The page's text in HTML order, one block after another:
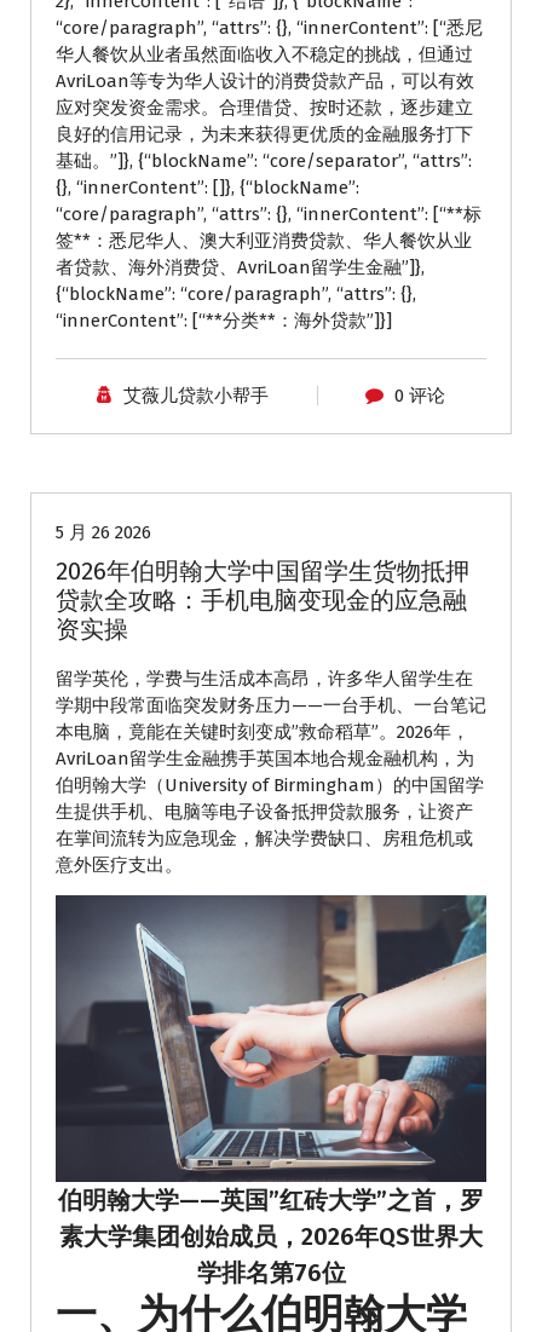
“core/paragraph”, “attrs”: {}, “innerContent”: [“悉尼
华人餐饮从业者虽然面临收入不稳定的挑战，但通过
AvriLoan等专为华人设计的消费贷款产品，可以有效
应对突发资金需求。合理借贷、按时还款，逐步建立
良好的信用记录，为未来获得更优质的金融服务打下
基础。”]}, {“blockName”: “core/separator”, “attrs”:
{}, “innerContent”: []}, {“blockName”:
“core/paragraph”, “attrs”: {}, “innerContent”: [“**标
签**：悉尼华人、澳大利亚消费贷款、华人餐饮从业
者贷款、海外消费贷、AvriLoan留学生金融”]},
{“blockName”: “core/paragraph”, “attrs”: {},
“innerContent”: [“**分类**：海外贷款”]}]
艾薇儿贷款小帮手 0 评论
5 月 26 2026
2026年伯明翰大学中国留学生货物抵押
贷款全攻略：手机电脑变现金的应急融
资实操
留学英伦，学费与生活成本高昂，许多华人留学生在
学期中段常面临突发财务压力——一台手机、一台笔记
本电脑，竟能在关键时刻变成”救命稻草”。2026年，
AvriLoan留学生金融携手英国本地合规金融机构，为
伯明翰大学（University of Birmingham）的中国留学
生提供手机、电脑等电子设备抵押贷款服务，让资产
在掌间流转为应急现金，解决学费缺口、房租危机或
意外医疗支出。
伯明翰大学——英国”红砖大学”之首，罗
素大学集团创始成员，2026年QS世界大
学排名第76位
一、为什么伯明翰大学